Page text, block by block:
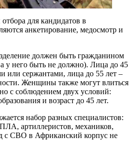
для кандидатов в
анкетирование, медосмотр и
должен быть гражданином
у него быть не должно). Лица до 45
или сержантами, лица до 55 лет –
Женщины также могут влиться
с соблюдением двух условий:
и возраст до 45 лет.
набор разных специалистов:
артиллеристов, механиков,
с СВО в Африканский корпус не